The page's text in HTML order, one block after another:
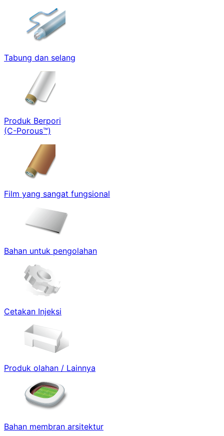
Tabung dan selang
Produk Berpori
(C-Porous™)
Film yang sangat fungsional
Bahan untuk pengolahan
Cetakan Injeksi
Produk olahan / Lainnya
Bahan membran arsitektur